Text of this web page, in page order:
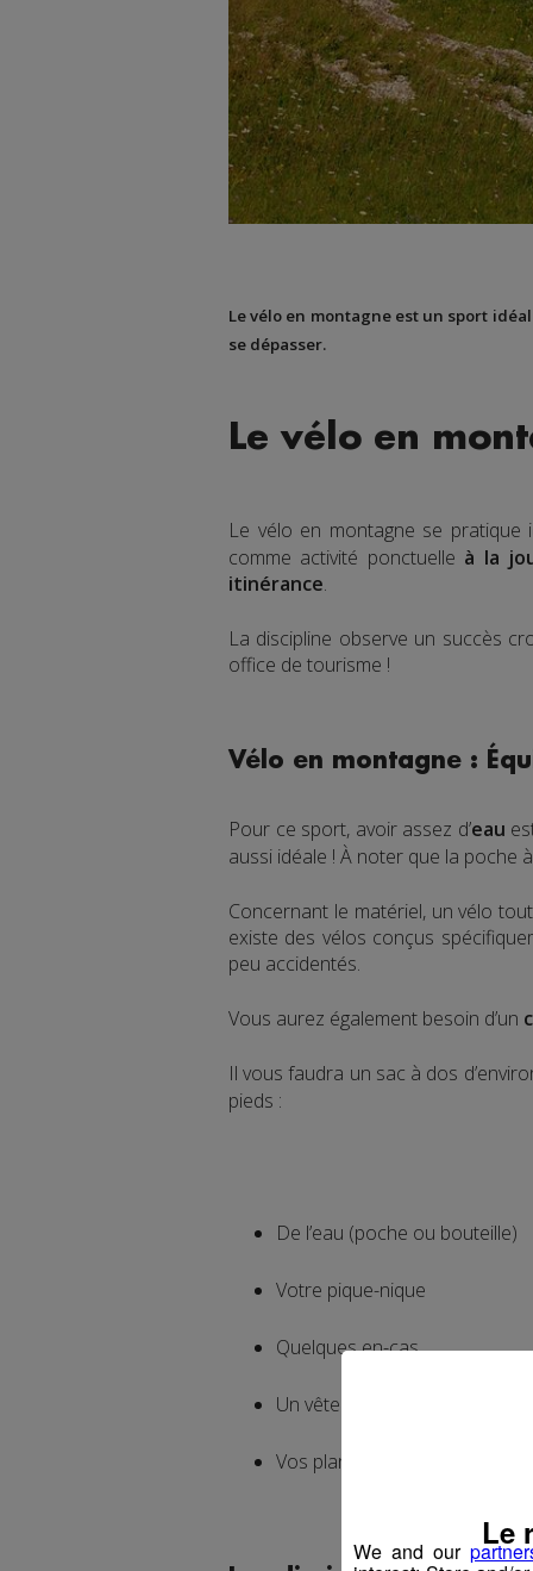
Le vélo en montagne est un sport
se dépasser.
Le vélo en
Le vélo en montagne se pratique
comme activité ponctuelle à la
itinérance.
La discipline observe un succès
office de tourisme !
Vélo en montagne :
Pour ce sport, avoir assez d’eau
aussi idéale ! À noter que la poche
Concernant le matériel, un vélo
existe des vélos conçus
peu accidentés.
Vous aurez également besoin d’un
Il vous faudra un sac à dos
pieds :
De l’eau (poche ou bouteille)
Votre pique-nique
Quelques en-cas
Un vêtement de pluie
Vos plans et cartes.
We and our Le